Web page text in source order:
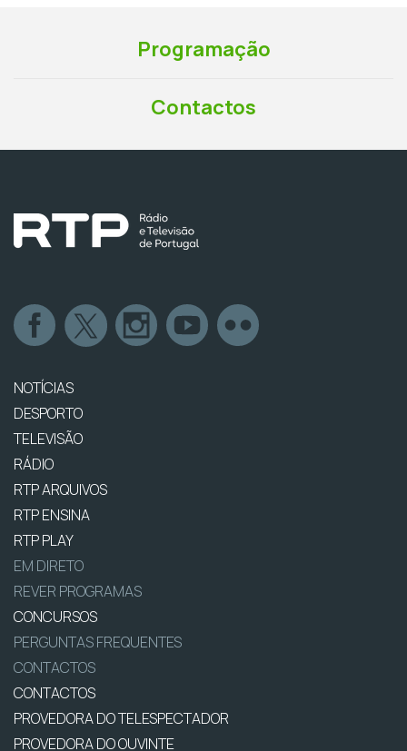
Programação
Contactos
NOTÍCIAS
DESPORTO
TELEVISÃO
RÁDIO
RTP ARQUIVOS
RTP ENSINA
RTP PLAY
EM DIRETO
REVER PROGRAMAS
CONCURSOS
PERGUNTAS FREQUENTES
CONTACTOS
CONTACTOS
PROVEDORA DO TELESPECTADOR
PROVEDORA DO OUVINTE